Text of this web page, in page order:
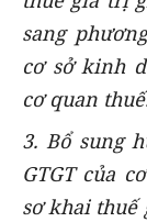
sang
cơ sở kinh
cơ quan
3. Bổ sung
GTGT của
sơ khai